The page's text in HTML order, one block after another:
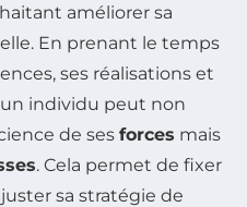
améliorer sa
En prenant le temps
ses réalisations et
un individu peut non
de ses forces mais
. Cela permet de fixer
sa stratégie de